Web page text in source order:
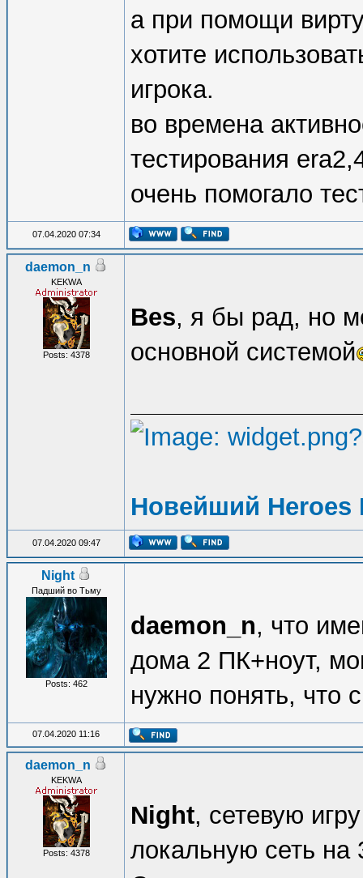
а при помощи
хотите
игрока.
во времена
тестирования
очень помогало
07.04.2020 07:34
daemon_n
KEKWA
Posts: 4378
Bes, я бы рад, но
основной системой
Новейший Heroes
07.04.2020 09:47
Night
Падший во Тьму
Posts: 462
daemon_n, что
дома 2 ПК+ноут,
нужно понять, что
07.04.2020 11:16
daemon_n
KEKWA
Posts: 4378
Night, сетевую
локальную сеть на